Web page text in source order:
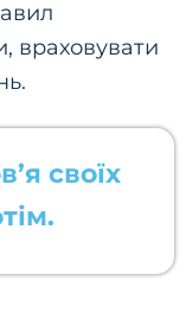
враховувати
своїх